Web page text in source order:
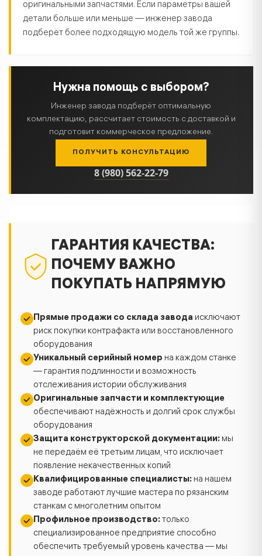
оригинальными запчастями. Если параметры вашей
детали больше или меньше — инженер завода
подберёт более подходящую модель той же группы.
Нужна помощь с выбором?
Инженер завода подберёт оптимальную
комплектацию, рассчитает стоимость с доставкой и
подготовит коммерческое предложение.
ПОЛУЧИТЬ КОНСУЛЬТАЦИЮ
8 (980) 562-22-79
ГАРАНТИЯ КАЧЕСТВА:
ПОЧЕМУ ВАЖНО
ПОКУПАТЬ НАПРЯМУЮ
Прямые продажи со склада завода исключают
риск покупки контрафакта или восстановленного
оборудования
Уникальный серийный номер на каждом станке
— гарантия подлинности и возможность
отслеживания истории обслуживания
Оригинальные запчасти и комплектующие
обеспечивают надёжность и долгий срок службы
оборудования
Защита конструкторской документации: мы
не передаём её третьим лицам, что исключает
появление некачественных копий
Квалифицированные специалисты: на нашем
заводе работают лучшие мастера по рязанским
станкам с многолетним опытом
Профильное производство:только
специализированное предприятие способно
обеспечить требуемый уровень качества — мы